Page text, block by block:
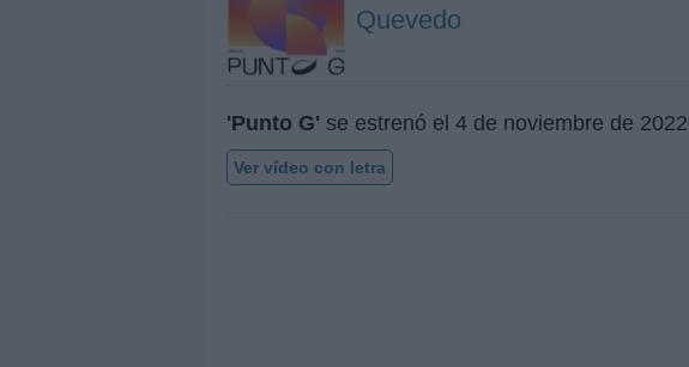
Quevedo
'Punto G' se estrenó el 4 de noviembre de 2022
Ver vídeo con letra